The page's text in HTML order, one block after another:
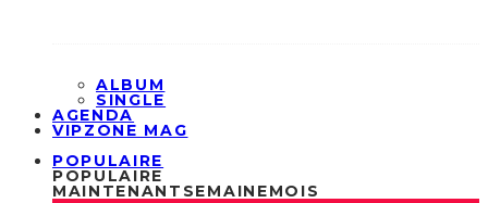
ALBUM
SINGLE
AGENDA
VIPZONE MAG
POPULAIRE
POPULAIRE
MAINTENANT SEMAINEMOIS